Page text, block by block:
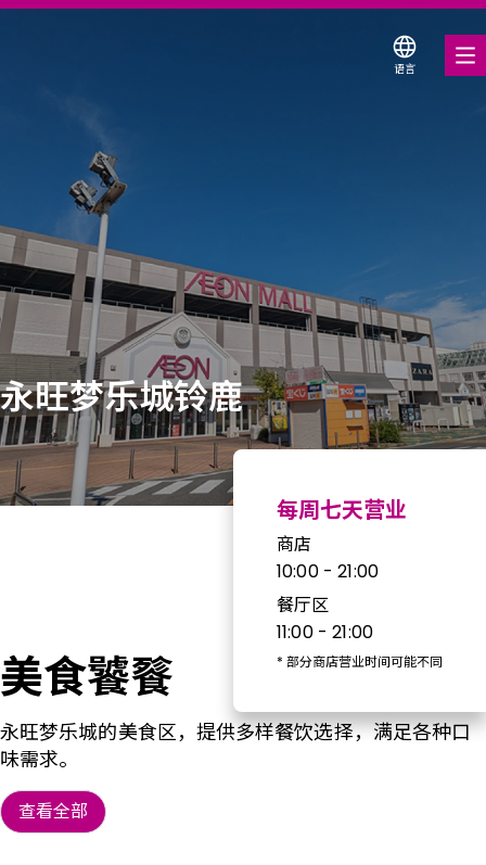
语言
各种店铺优惠券
服务与设施
关于我们
搜索永旺梦乐城
永旺梦乐城铃鹿
每周七天营业
商店
10:00 - 21:00
餐厅区
11:00 - 21:00
* 部分商店营业时间可能不同
美食饕餮
永旺梦乐城的美食区，提供多样餐饮选择，满足各种口
味需求。
查看全部